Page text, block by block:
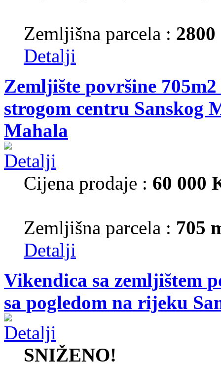
Zemljišna parcela : 2800
Detalji
Zemljište površine
strogom centru Sanskog
Mahala
Cijena prodaje : 60 000
Zemljišna parcela : 705
Detalji
Vikendica sa zemljištem
sa pogledom na rijeku
SNIŽENO!